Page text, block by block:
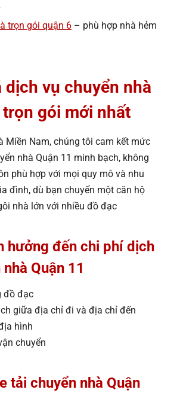
trọn gói quận 6 – phù hợp nhà hẻm
dịch vụ chuyển nhà
trọn gói mới nhất
Miền Nam, chúng tôi cam kết mức
nhà Quận 11 minh bạch, không
phù hợp với mọi quy mô và nhu
đình, dù bạn chuyển một căn hộ
nhà lớn với nhiều đồ đạc
hưởng đến chi phí dịch
Quận 11
đồ đạc
giữa địa chỉ đi và địa chỉ đến
hình
chuyển
tải chuyển nhà Quận